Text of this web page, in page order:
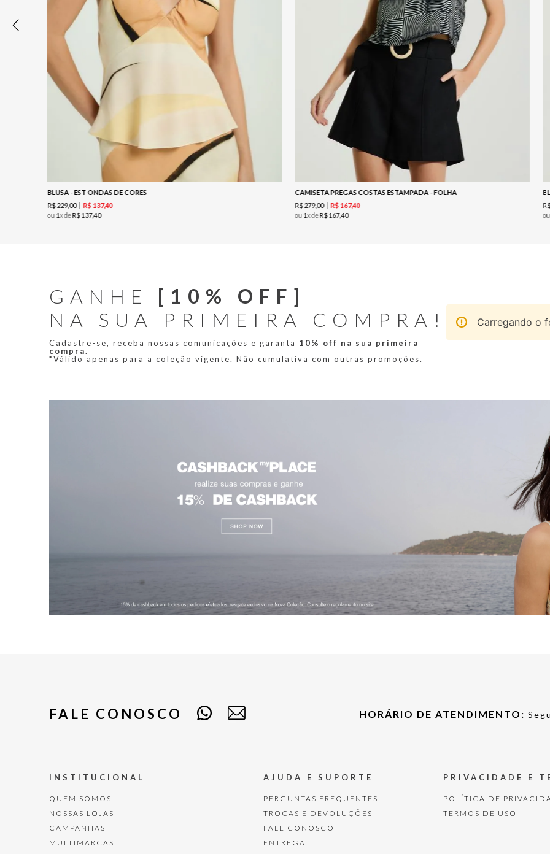
BLUSA - EST ONDAS DE CORES
R$229,00 R$ 137,40
ou 1x deR$137,40
CAMISETA PREGAS COSTAS ESTAMPADA - FOLHA
R$279,00 R$ 167,40
ou 1x deR$167,40
ou
GANHE [10% OFF]
NA SUA PRIMEIRA COMPRA!
Cadastre-se, receba nossas comunicações e garanta 10% off na sua primeira
compra.
*Válido apenas para a coleção vigente. Não cumulativa com outras promoções.
Carregando o
FALE CONOSCO HORÁRIO DE ATENDIMENTO:
INSTITUCIONAL
QUEM SOMOS
NOSSAS LOJAS
CAMPANHAS
MULTIMARCAS
AJUDA E SUPORTE
PERGUNTAS FREQUENTES
TROCAS E DEVOLUÇÕES
FALE CONOSCO
ENTREGA
PRIVACIDADE E
POLÍTICA DE
TERMOS DE USO